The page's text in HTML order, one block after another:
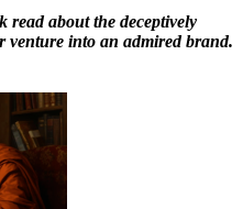
read about the deceptively
into an admired brand.